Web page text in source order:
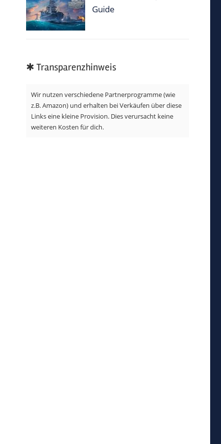
Guide
✱ Transparenzhinweis
Wir nutzen verschiedene Partnerprogramme (wie
z.B. Amazon) und erhalten bei Verkäufen über diese
Links eine kleine Provision. Dies verursacht keine
weiteren Kosten für dich.